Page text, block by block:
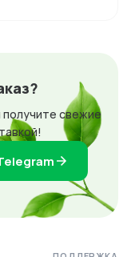
получите свежие